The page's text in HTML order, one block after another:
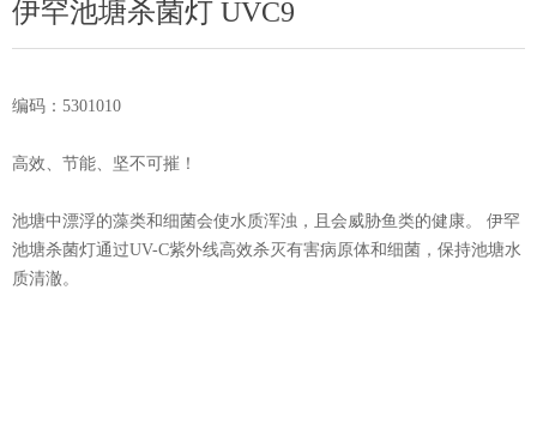
伊罕池塘杀菌灯 UVC9
编码：5301010
高效、节能、坚不可摧！
池塘中漂浮的藻类和细菌会使水质浑浊，且会威胁鱼类的健康。 伊罕
池塘杀菌灯通过UV-C紫外线高效杀灭有害病原体和细菌，保持池塘水
质清澈。